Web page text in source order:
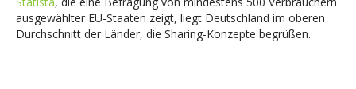
ausgewählter EU-Staaten zeigt, liegt Deutschland im oberen
Durchschnitt der Länder, die Sharing-Konzepte begrüßen.